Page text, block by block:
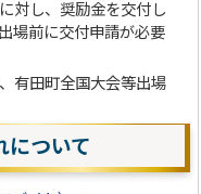
対し、奨励金を交付し
場前に交付申請が必要
有田町全国大会等出場
について